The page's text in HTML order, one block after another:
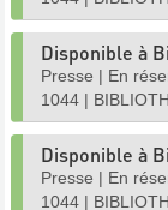
Disponible à
Presse | En
1044 |
Disponible à
Presse | En
1044 |